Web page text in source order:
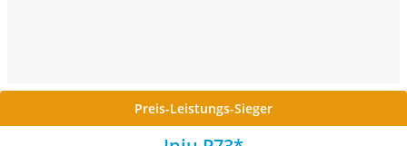
Preis-Leistungs-Sieger